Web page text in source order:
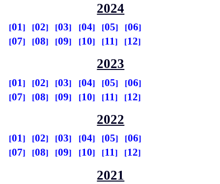
2024
01 02 03 04 05
06
07
08 09 10 11 12
2023
01 02 03 04 05
06
07
08 09 10 11 12
2022
01 02 03 04 05
06
07
08 09 10 11 12
2021